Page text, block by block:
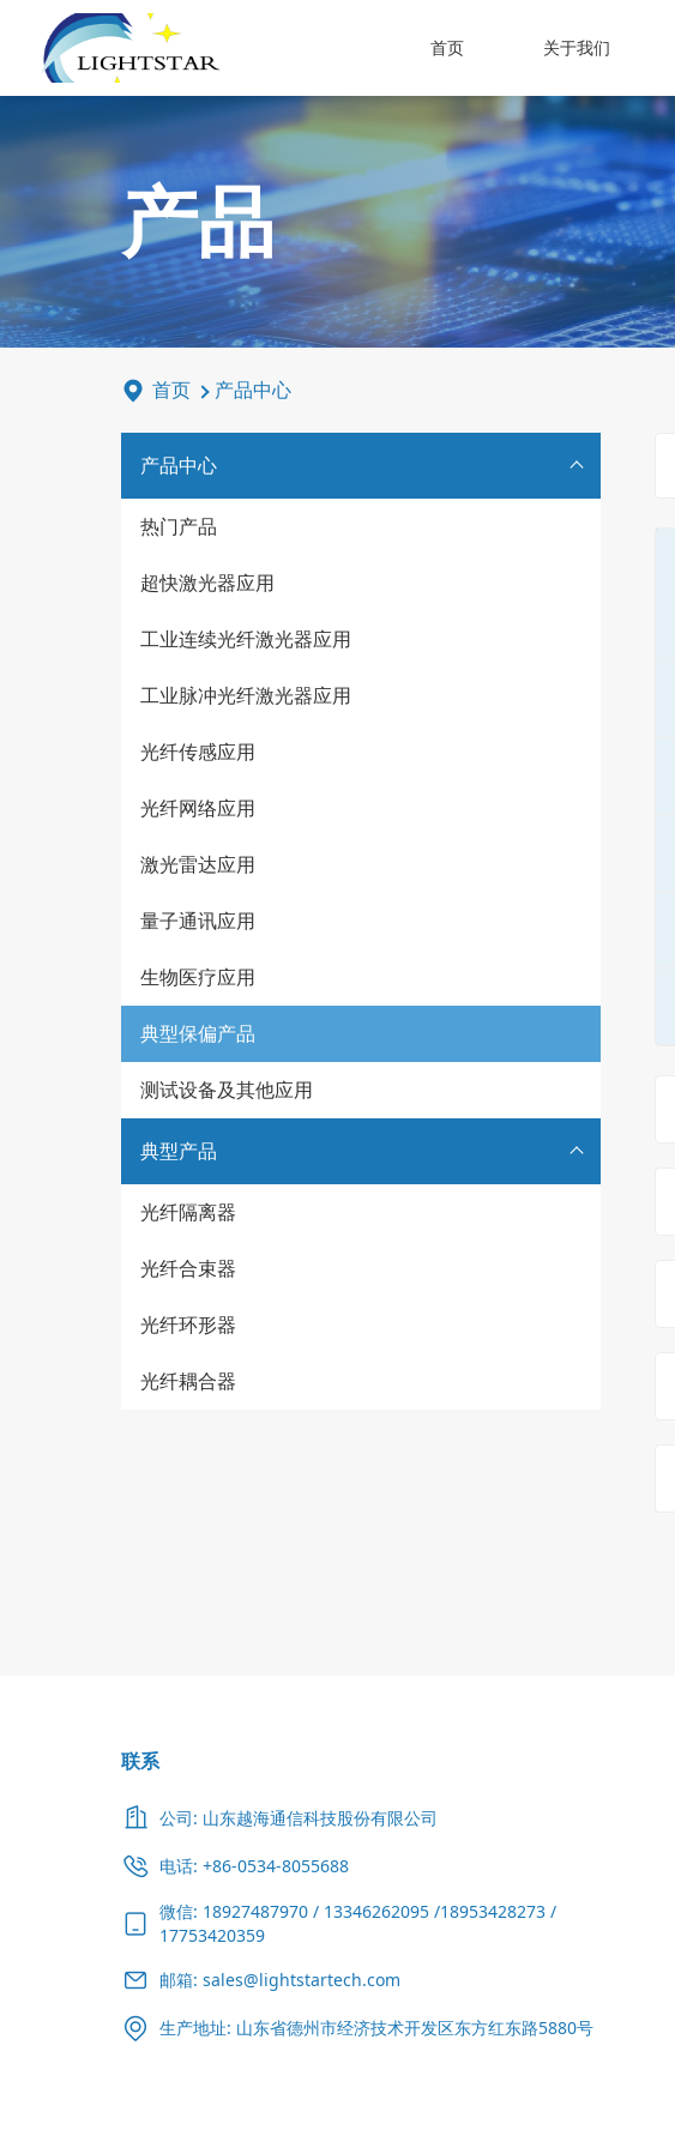
首页 关于我们
产品
首页 产品中心
产品中心
热门产品
超快激光器应用
工业连续光纤激光器应用
工业脉冲光纤激光器应用
光纤传感应用
光纤网络应用
激光雷达应用
量子通讯应用
生物医疗应用
典型保偏产品
测试设备及其他应用
典型产品
光纤隔离器
光纤合束器
光纤环形器
光纤耦合器
联系
公司: 山东越海通信科技股份有限公司
电话: +86-0534-8055688
微信: 18927487970 / 13346262095 /18953428273 /
17753420359
邮箱: sales@lightstartech.com
生产地址: 山东省德州市经济技术开发区东方红东路5880号